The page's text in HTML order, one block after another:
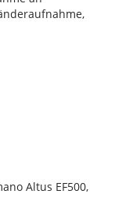
Altus EF500,